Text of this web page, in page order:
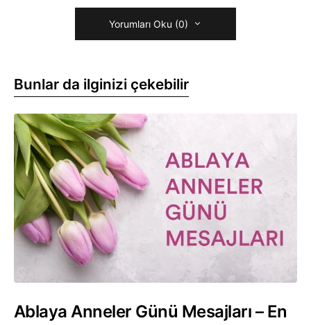
Yorumları Oku (0)
Bunlar da ilginizi çekebilir
Ablaya Anneler Günü Mesajları – En